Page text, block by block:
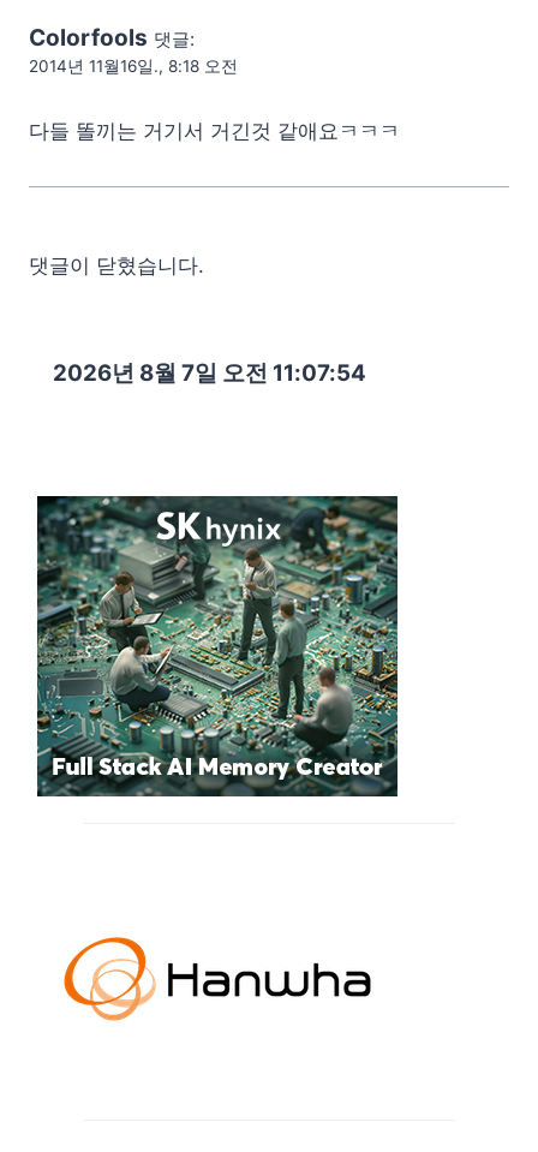
Colorfools 댓글:
2014년 11월16일., 8:18 오전
다들 똘끼는 거기서 거긴것 같애요ㅋㅋㅋ
댓글이 닫혔습니다.
2026년 8월 7일 오전 11:07:56